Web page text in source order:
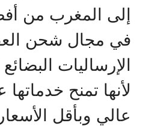
إلى المغرب من
في مجال شحن
الإرساليات
لأنها تمنح
عالي وبأقل